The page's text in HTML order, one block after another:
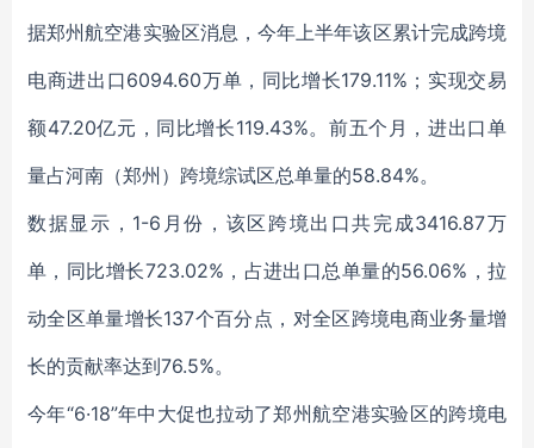
据郑州航空港实验区消息，今年上半年该区累计完成跨境
电商进出口6094.60万单，同比增长179.11%；实现交易
额47.20亿元，同比增长119.43%。前五个月，进出口单
量占河南（郑州）跨境综试区总单量的58.84%。
数据显示，1-6月份，该区跨境出口共完成3416.87万
单，同比增长723.02%，占进出口总单量的56.06%，拉
动全区单量增长137个百分点，对全区跨境电商业务量增
长的贡献率达到76.5%。
今年“6·18”年中大促也拉动了郑州航空港实验区的跨境电